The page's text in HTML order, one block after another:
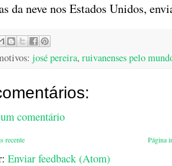
da neve nos Estados Unidos,
josé pereira, ruivanenses pelo
comentário
recente Página
Enviar feedback (Atom)